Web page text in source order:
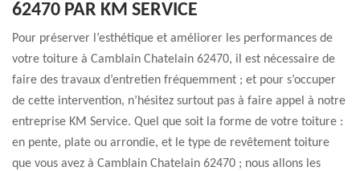
62470 PAR KM SERVICE
Pour préserver l’esthétique et améliorer les performances de
votre toiture à Camblain Chatelain 62470, il est nécessaire de
faire des travaux d’entretien fréquemment ; et pour s’occuper
de cette intervention, n’hésitez surtout pas à faire appel à notre
entreprise KM Service. Quel que soit la forme de votre toiture :
en pente, plate ou arrondie, et le type de revêtement toiture
que vous avez à Camblain Chatelain 62470 ; nous allons les